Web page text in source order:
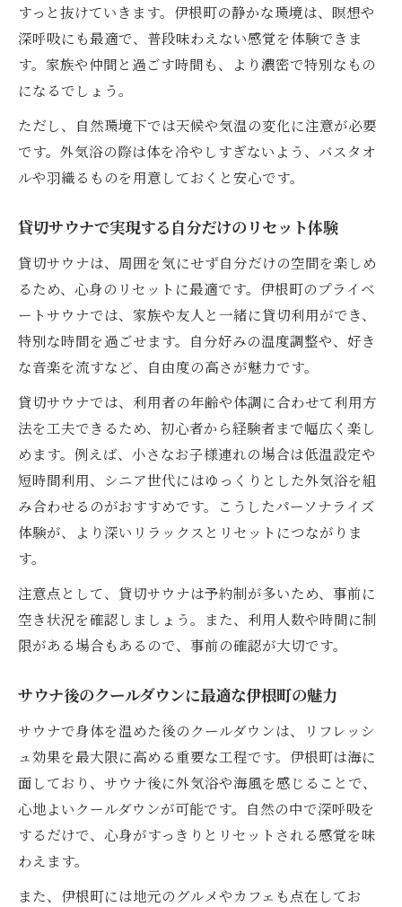
すっと抜けていきます。伊根町の静かな環境は、瞑想や
深呼吸にも最適で、普段味わえない感覚を体験できま
す。家族や仲間と過ごす時間も、より濃密で特別なもの
になるでしょう。
ただし、自然環境下では天候や気温の変化に注意が必要
です。外気浴の際は体を冷やしすぎないよう、バスタオ
ルや羽織るものを用意しておくと安心です。
貸切サウナで実現する自分だけのリセット体験
貸切サウナは、周囲を気にせず自分だけの空間を楽しめ
るため、心身のリセットに最適です。伊根町のプライベ
ートサウナでは、家族や友人と一緒に貸切利用ができ、
特別な時間を過ごせます。自分好みの温度調整や、好き
な音楽を流すなど、自由度の高さが魅力です。
貸切サウナでは、利用者の年齢や体調に合わせて利用方
法を工夫できるため、初心者から経験者まで幅広く楽し
めます。例えば、小さなお子様連れの場合は低温設定や
短時間利用、シニア世代にはゆっくりとした外気浴を組
み合わせるのがおすすめです。こうしたパーソナライズ
体験が、より深いリラックスとリセットにつながりま
す。
注意点として、貸切サウナは予約制が多いため、事前に
空き状況を確認しましょう。また、利用人数や時間に制
限がある場合もあるので、事前の確認が大切です。
サウナ後のクールダウンに最適な伊根町の魅力
サウナで身体を温めた後のクールダウンは、リフレッシ
ュ効果を最大限に高める重要な工程です。伊根町は海に
面しており、サウナ後に外気浴や海風を感じることで、
心地よいクールダウンが可能です。自然の中で深呼吸を
するだけで、心身がすっきりとリセットされる感覚を味
わえます。
また、伊根町には地元のグルメやカフェも点在してお